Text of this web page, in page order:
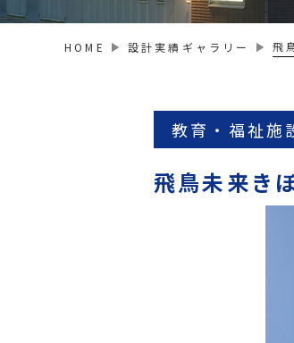
HOME 設計実績ギャラリー 飛
教育・福祉施
飛鳥未来き